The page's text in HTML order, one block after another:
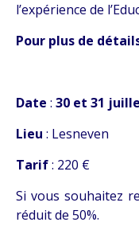
l’expérience de
Pour plus de
Date : 30 et 31
Lieu : Lesneven
Tarif: 220 €
Si vous souhaitez
réduit de 50%.